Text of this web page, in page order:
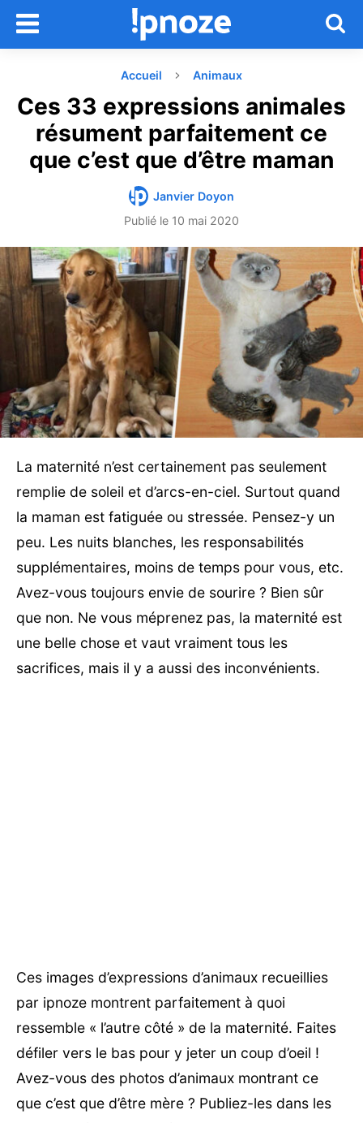
Accueil Animaux
Ces 33 expressions animales
résument parfaitement ce
que c’est que d’être maman
Janvier Doyon
Publié le 10 mai 2020
La maternité n’est certainement pas seulement
remplie de soleil et d’arcs-en-ciel. Surtout quand
la maman est fatiguée ou stressée. Pensez-y un
peu. Les nuits blanches, les responsabilités
supplémentaires, moins de temps pour vous, etc.
Avez-vous toujours envie de sourire ? Bien sûr
que non. Ne vous méprenez pas, la maternité est
une belle chose et vaut vraiment tous les
sacrifices, mais il y a aussi des inconvénients.
Ces images d’expressions d’animaux recueillies
par ipnoze montrent parfaitement à quoi
ressemble « l’autre côté » de la maternité. Faites
défiler vers le bas pour y jeter un coup d’oeil !
Avez-vous des photos d’animaux montrant ce
que c’est que d’être mère ? Publiez-les dans les